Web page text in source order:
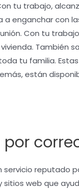
tu trabajo,
enganchar con
Con tu
También
tu familia.
están
servicio reputado
sitios web que